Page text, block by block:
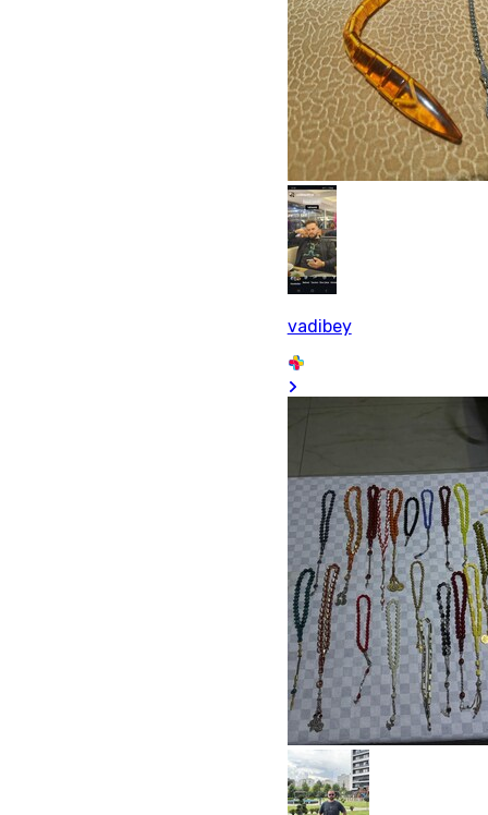
vadibey